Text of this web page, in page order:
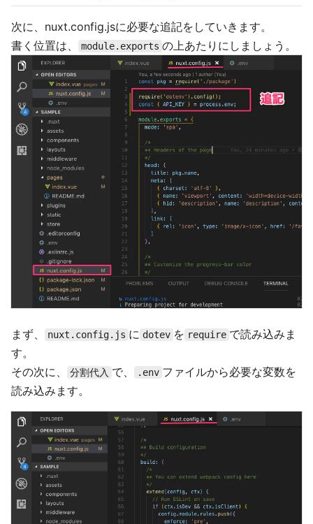
次に、nuxt.config.jsに必要な追記をしていきます。
書く位置は、
module.exports の上あたりにしましょう。
まず、 nuxt.config.js に dotev を require で読み込みま
す。
その次に、
分割代入 で、 .env ファイルから必要な変数を
読み込みます。